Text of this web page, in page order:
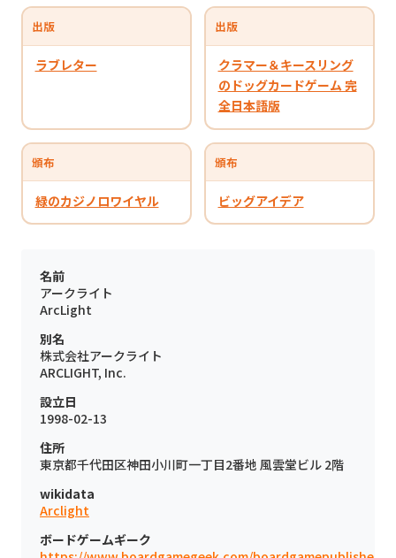
出版
ラブレター
出版
クラマー＆キースリング
のドッグカードゲーム 完
全日本語版
頒布
緑のカジノロワイヤル
頒布
ビッグアイデア
名前
アークライト
ArcLight
別名
株式会社アークライト
ARCLIGHT, Inc.
設立日
1998-02-13
住所
東京都千代田区神田小川町一丁目2番地 風雲堂ビル 2階
wikidata
Arclight
ボードゲームギーク